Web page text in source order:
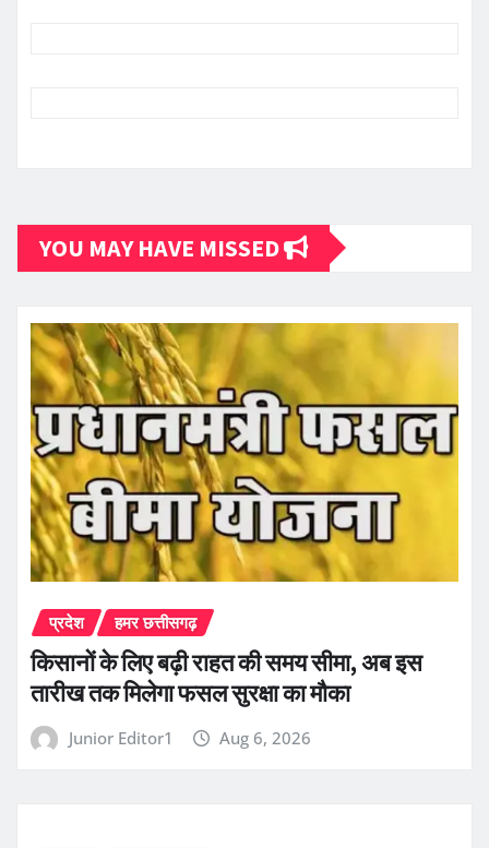
YOU MAY HAVE MISSED
प्रदेश हमर छत्तीसगढ़
किसानों के लिए बढ़ी राहत की समय सीमा, अब इस
तारीख तक मिलेगा फसल सुरक्षा का मौका
Junior Editor1 Aug 6, 2026